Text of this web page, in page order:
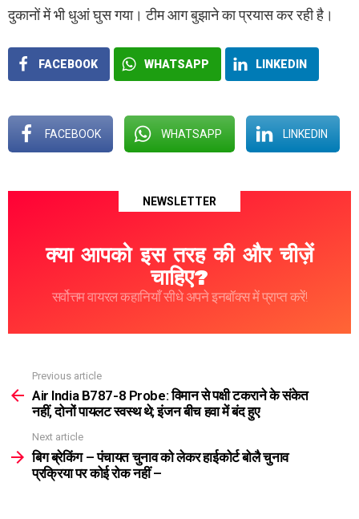
दुकानों में भी धुआं घुस गया। टीम आग बुझाने का प्रयास कर रही है।
FACEBOOK WHATSAPP LINKEDIN
FACEBOOK WHATSAPP LINKEDIN
NEWSLETTER
क्या आपको इस तरह की और चीज़ें
चाहिए?
सर्वोत्तम वायरल कहानियाँ सीधे अपने इनबॉक्स में प्राप्त करें!
more
Previous article
Air India B787-8 Probe: विमान से पक्षी टकराने के संकेत
नहीं, दोनों पायलट स्वस्थ थे; इंजन बीच हवा में बंद हुए
Next article
बिग ब्रेकिंग – पंचायत चुनाव को लेकर हाईकोर्ट बोलै चुनाव
प्रक्रिया पर कोई रोक नहीं –